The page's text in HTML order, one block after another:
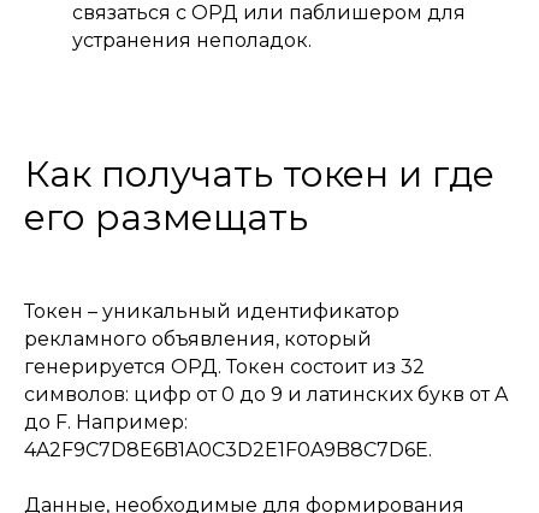
связаться с ОРД или паблишером для
устранения неполадок.
Как получать токен и где
его размещать
Токен – уникальный идентификатор
рекламного объявления, который
генерируется ОРД. Токен состоит из 32
символов: цифр от 0 до 9 и латинских букв от A
до F. Например:
4A2F9C7D8E6B1A0C3D2E1F0A9B8C7D6E.
Данные, необходимые для формирования